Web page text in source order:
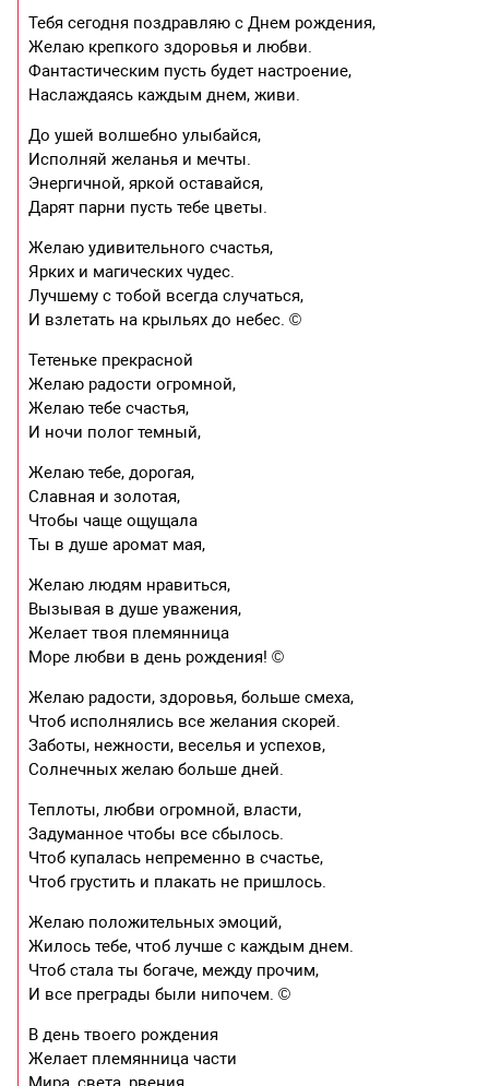
Тебя сегодня поздравляю с Днем рождения,
Желаю крепкого здоровья и любви.
Фантастическим пусть будет настроение,
Наслаждаясь каждым днем, живи.
До ушей волшебно улыбайся,
Исполняй желанья и мечты.
Энергичной, яркой оставайся,
Дарят парни пусть тебе цветы.
Желаю удивительного счастья,
Ярких и магических чудес.
Лучшему с тобой всегда случаться,
И взлетать на крыльях до небес. ©
Тетеньке прекрасной
Желаю радости огромной,
Желаю тебе счастья,
И ночи полог темный,
Желаю тебе, дорогая,
Славная и золотая,
Чтобы чаще ощущала
Ты в душе аромат мая,
Желаю людям нравиться,
Вызывая в душе уважения,
Желает твоя племянница
Море любви в день рождения! ©
Желаю радости, здоровья, больше смеха,
Чтоб исполнялись все желания скорей.
Заботы, нежности, веселья и успехов,
Солнечных желаю больше дней.
Теплоты, любви огромной, власти,
Задуманное чтобы все сбылось.
Чтоб купалась непременно в счастье,
Чтоб грустить и плакать не пришлось.
Желаю положительных эмоций,
Жилось тебе, чтоб лучше с каждым днем.
Чтоб стала ты богаче, между прочим,
И все преграды были нипочем. ©
В день твоего рождения
Желает племянница части